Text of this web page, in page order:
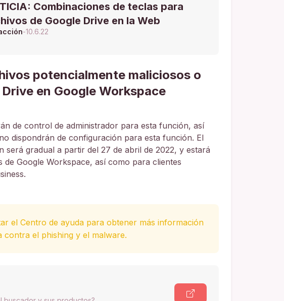
Combinaciones de teclas para
de Google Drive en la Web
-10.6.22
potencialmente maliciosos o
en Google Workspace
de control de administrador para esta función, así
dispondrán de configuración para esta función. El
será gradual a partir del 27 de abril de 2022, y estará
de Google Workspace, así como para clientes
el Centro de ayuda para obtener más información
el phishing y el malware.